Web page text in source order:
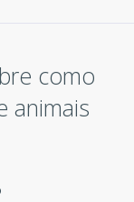
como
animais